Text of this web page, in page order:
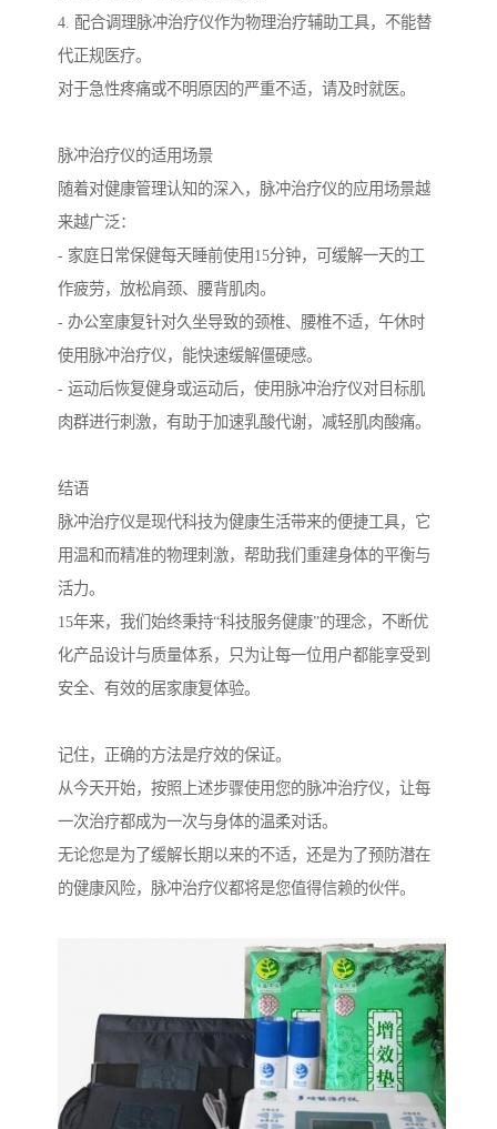
4. 配合调理脉冲治疗仪作为物理治疗辅助工具，不能替
代正规医疗。
对于急性疼痛或不明原因的严重不适，请及时就医。
脉冲治疗仪的适用场景
随着对健康管理认知的深入，脉冲治疗仪的应用场景越
来越广泛：
- 家庭日常保健每天睡前使用15分钟，可缓解一天的工
作疲劳，放松肩颈、腰背肌肉。
- 办公室康复针对久坐导致的颈椎、腰椎不适，午休时
使用脉冲治疗仪，能快速缓解僵硬感。
- 运动后恢复健身或运动后，使用脉冲治疗仪对目标肌
肉群进行刺激，有助于加速乳酸代谢，减轻肌肉酸痛。
结语
脉冲治疗仪是现代科技为健康生活带来的便捷工具，它
用温和而精准的物理刺激，帮助我们重建身体的平衡与
活力。
15年来，我们始终秉持“科技服务健康”的理念，不断优
化产品设计与质量体系，只为让每一位用户都能享受到
安全、有效的居家康复体验。
记住，正确的方法是疗效的保证。
从今天开始，按照上述步骤使用您的脉冲治疗仪，让每
一次治疗都成为一次与身体的温柔对话。
无论您是为了缓解长期以来的不适，还是为了预防潜在
的健康风险，脉冲治疗仪都将是您值得信赖的伙伴。